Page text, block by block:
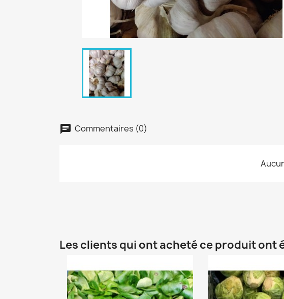
Commentaires (0)
Les clients qui ont acheté ce produit ont